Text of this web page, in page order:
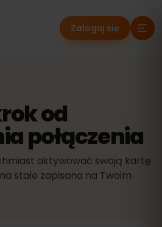
Zaloguj się
od
połączenia
aktywować swoją kartę
stałe zapisana na Twoim